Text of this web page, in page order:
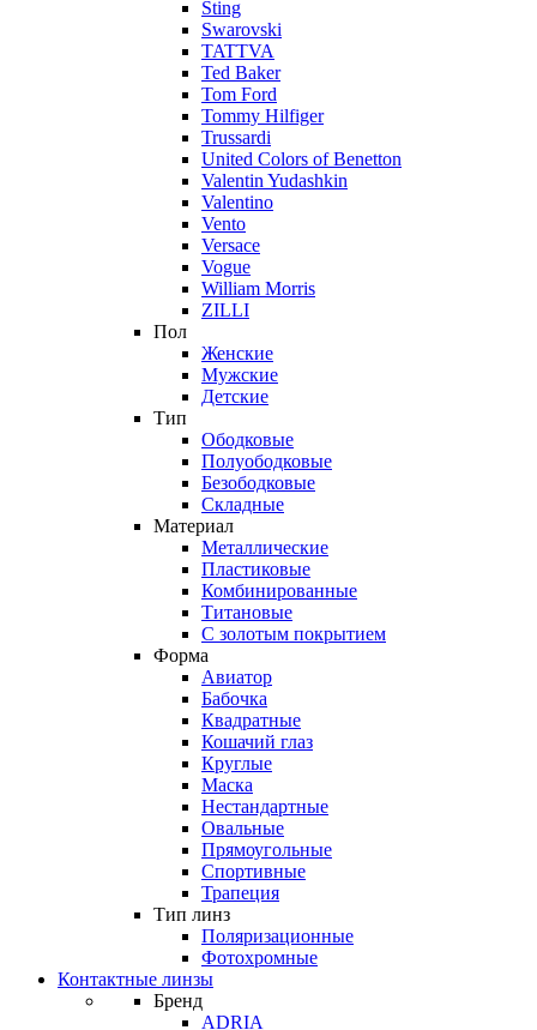
Sting
Swarovski
TATTVA
Ted Baker
Tom Ford
Tommy Hilfiger
Trussardi
United Colors of Benetton
Valentin Yudashkin
Valentino
Vento
Versace
Vogue
William Morris
ZILLI
Пол
Женские
Мужские
Детские
Тип
Ободковые
Полуободковые
Безободковые
Складные
Материал
Металлические
Пластиковые
Комбинированные
Титановые
С золотым покрытием
Форма
Авиатор
Бабочка
Квадратные
Кошачий глаз
Круглые
Маска
Нестандартные
Овальные
Прямоугольные
Спортивные
Трапеция
Тип линз
Поляризационные
Фотохромные
Контактные линзы
Бренд
ADRIA